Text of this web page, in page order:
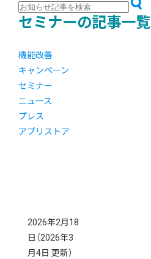
セミナーの記事一覧
機能改善
キャンペーン
セミナー
ニュース
プレス
アプリストア
2026年2月18
日 （2026年3
月4日 更新）